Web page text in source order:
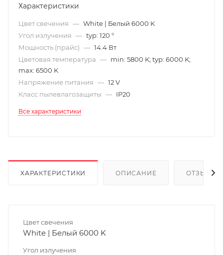
Характеристики
Цвет свечения — White | Белый 6000 K
Угол излучения — typ: 120 °
Мощность (прайс) — 14.4 Вт
Цветовая температура — min: 5800 K; typ: 6000 K;
max: 6500 K
Напряжение питания — 12 V
Класс пылевлагозащиты — IP20
Все характеристики
ХАРАКТЕРИСТИКИ ОПИСАНИЕ ОТЗЫВЫ
Цвет свечения
White | Белый 6000 K
Угол излучения